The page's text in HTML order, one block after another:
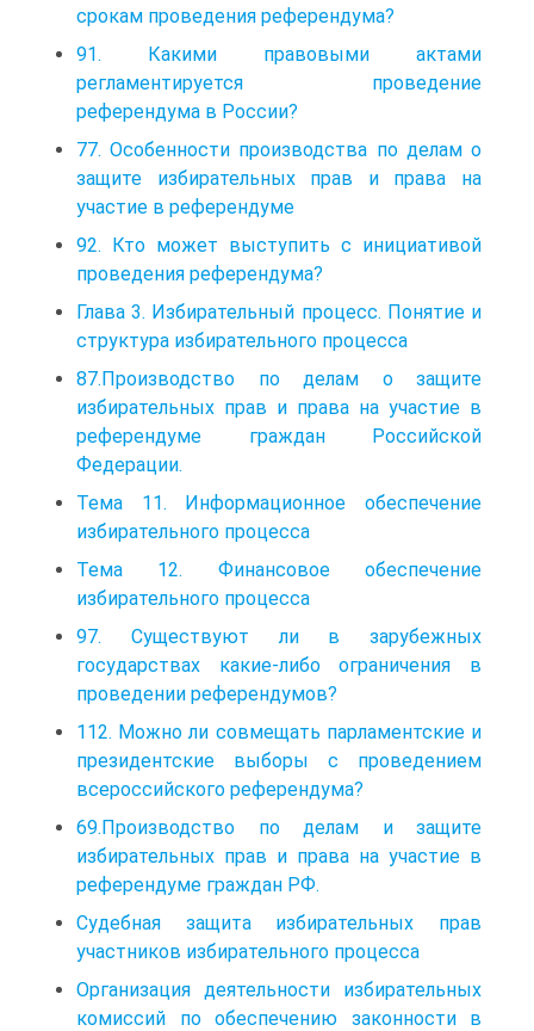
срокам проведения референдума?
91. Какими правовыми актами
регламентируется проведение
референдума в России?
77. Особенности производства по делам о
защите избирательных прав и права на
участие в референдуме
92. Кто может выступить с инициативой
проведения референдума?
Глава 3. Избирательный процесс. Понятие и
структура избирательного процесса
87.Производство по делам о защите
избирательных прав и права на участие в
референдуме граждан Российской
Федерации.
Тема 11. Информационное обеспечение
избирательного процесса
Тема 12. Финансовое обеспечение
избирательного процесса
97. Существуют ли в зарубежных
государствах какие-либо ограничения в
проведении референдумов?
112. Можно ли совмещать парламентские и
президентские выборы с проведением
всероссийского референдума?
69.Производство по делам и защите
избирательных прав и права на участие в
референдуме граждан РФ.
Судебная защита избирательных прав
участников избирательного процесса
Организация деятельности избирательных
комиссий по обеспечению законности в